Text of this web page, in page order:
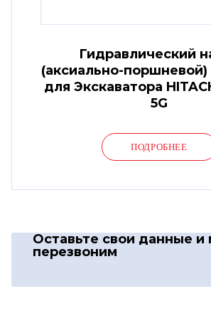
Гидравлический
(аксиально-поршневой)
для Экскаватора
5G
ПОДРОБНЕЕ
Оставьте свои данные и
перезвоним